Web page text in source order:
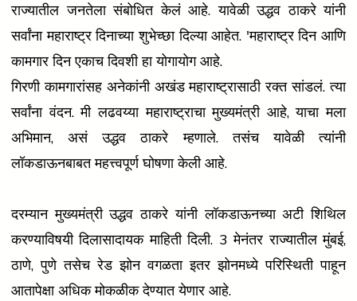
राज्यातील जनतेला संबोधित केलं आहे. यावेळी उद्धव ठाकरे यांनी
सर्वांना महाराष्ट्र दिनाच्या शुभेच्छा दिल्या आहेत. 'महाराष्ट्र दिन आणि
कामगार दिन एकाच दिवशी हा योगायोग आहे.
गिरणी कामगारांसह अनेकांनी अखंड महाराष्ट्रासाठी रक्त सांडलं. त्या
सर्वांना वंदन. मी लढवय्या महाराष्ट्राचा मुख्यमंत्री आहे, याचा मला
अभिमान, असं उद्धव ठाकरे म्हणाले. तसंच यावेळी त्यांनी
लॉकडाऊनबाबत महत्त्वपूर्ण घोषणा केली आहे.
दरम्यान मुख्यमंत्री उद्धव ठाकरे यांनी लॉकडाऊनच्या अटी शिथिल
करण्याविषयी दिलासादायक माहिती दिली. 3 मेनंतर राज्यातील मुंबई,
ठाणे, पुणे तसेच रेड झोन वगळता इतर झोनमध्ये परिस्थिती पाहून
आतापेक्षा अधिक मोकळीक देण्यात येणार आहे.